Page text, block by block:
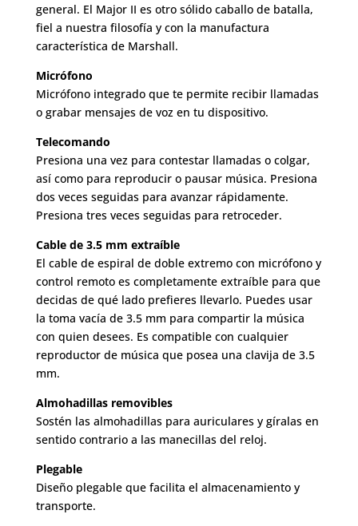
general. El Major II es otro sólido caballo de batalla,
fiel a nuestra filosofía y con la manufactura
característica de Marshall.
Micrófono
Micrófono integrado que te permite recibir llamadas
o grabar mensajes de voz en tu dispositivo.
Telecomando
Presiona una vez para contestar llamadas o colgar,
así como para reproducir o pausar música. Presiona
dos veces seguidas para avanzar rápidamente.
Presiona tres veces seguidas para retroceder.
Cable de 3.5 mm extraíble
El cable de espiral de doble extremo con micrófono y
control remoto es completamente extraíble para que
decidas de qué lado prefieres llevarlo. Puedes usar
la toma vacía de 3.5 mm para compartir la música
con quien desees. Es compatible con cualquier
reproductor de música que posea una clavija de 3.5
mm.
Almohadillas removibles
Sostén las almohadillas para auriculares y gíralas en
sentido contrario a las manecillas del reloj.
Plegable
Diseño plegable que facilita el almacenamiento y
transporte.